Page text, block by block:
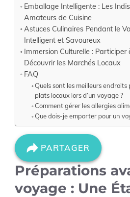
Emballage Intelligente : Les
Amateurs de Cuisine
Astuces Culinaires Pendant le
Intelligent et Savoureux
Immersion Culturelle :
Découvrir les Marchés Locaux
FAQ
Quels sont les meilleurs
plats locaux lors d’un voyage ?
Comment gérer les allergies
Que dois-je emporter pour un
PARTAGER
Préparations
voyage : Une